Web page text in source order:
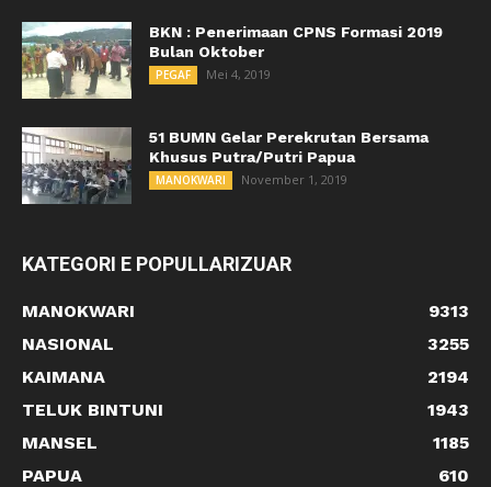
BKN : Penerimaan CPNS Formasi 2019
Bulan Oktober
PEGAF Mei 4, 2019
51 BUMN Gelar Perekrutan Bersama
Khusus Putra/Putri Papua
MANOKWARI November 1, 2019
KATEGORI E POPULLARIZUAR
MANOKWARI
9313
NASIONAL
3255
KAIMANA
2194
TELUK BINTUNI
1943
MANSEL
1185
PAPUA
610